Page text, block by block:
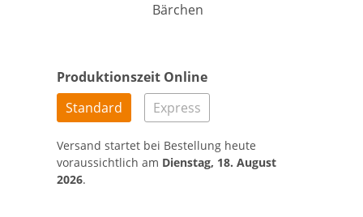
Bärchen
Produktionszeit Online
Standard
Express
Versand startet bei Bestellung heute
voraussichtlich am Dienstag, 18. August
2026.